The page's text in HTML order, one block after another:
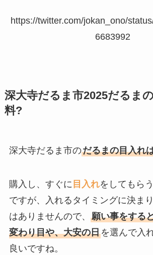
https://twitter.com/jokan_ono/
6683992
深大寺だるま市2025だるま
料?
深大寺だるま市のだるまの目入れ
購入し、すぐに 目入れをしてもら
ですが、入れるタイミングに決ま
はありませんので、 願い事をする
変わり目や、大安の日を選んで入
良いですね。